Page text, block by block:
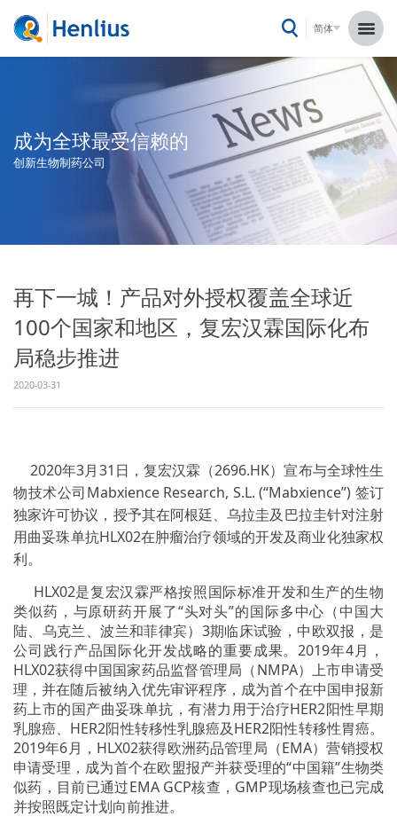
简体
成为全球最受信赖的
创新生物制药公司
再下一城！产品对外授权覆盖全球近
100个国家和地区，复宏汉霖国际化布
局稳步推进
2020-03-31
2020年3月31日，复宏汉霖（2696.HK）宣布与全球性生
物技术公司Mabxience Research, S.L. (“Mabxience”) 签订
独家许可协议，授予其在阿根廷、乌拉圭及巴拉圭针对注射
用曲妥珠单抗HLX02在肿瘤治疗领域的开发及商业化独家权
利。
HLX02是复宏汉霖严格按照国际标准开发和生产的生物
类似药，与原研药开展了“头对头”的国际多中心（中国大
陆、乌克兰、波兰和菲律宾）3期临床试验，中欧双报，是
公司践行产品国际化开发战略的重要成果。2019年4月，
HLX02获得中国国家药品监督管理局（NMPA）上市申请受
理，并在随后被纳入优先审评程序，成为首个在中国申报新
药上市的国产曲妥珠单抗，有潜力用于治疗HER2阳性早期
乳腺癌、HER2阳性转移性乳腺癌及HER2阳性转移性胃癌。
2019年6月，HLX02获得欧洲药品管理局（EMA）营销授权
申请受理，成为首个在欧盟报产并获受理的“中国籍”生物类
似药，目前已通过EMA GCP核查，GMP现场核查也已完成
并按照既定计划向前推进。